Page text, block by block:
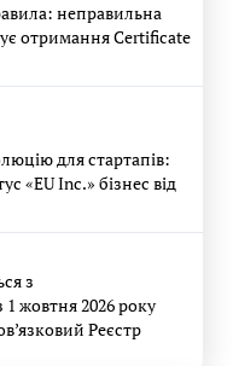
неправильна
отримання Certificate
для стартапів:
«EU Inc.» бізнес від
з
жовтня 2026 року
Реєстр